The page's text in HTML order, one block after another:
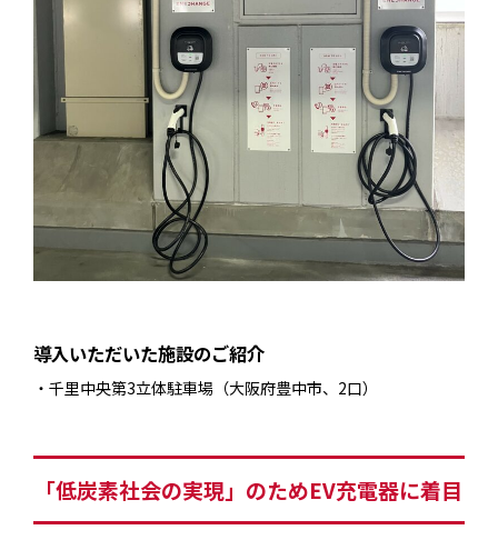
導入いただいた施設のご紹介
千里中央第3立体駐車場（大阪府豊中市、2口）
「低炭素社会の実現」のためEV充電器に着目